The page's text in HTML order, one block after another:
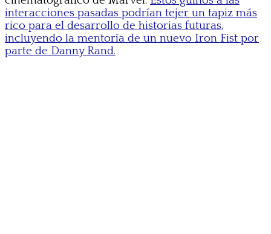
interacciones pasadas podrían tejer un tapiz más
rico para el desarrollo de historias futuras,
incluyendo la mentoría de un nuevo Iron Fist por
parte de Danny Rand.